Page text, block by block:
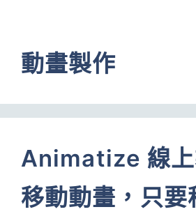
動畫製作
Animatize 線
移動動畫，只要